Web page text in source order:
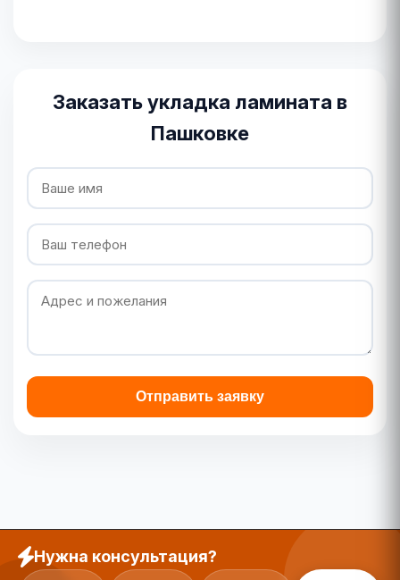
Заказать укладка ламината в
Пашковке
Отправить заявку
Нужна консультация?